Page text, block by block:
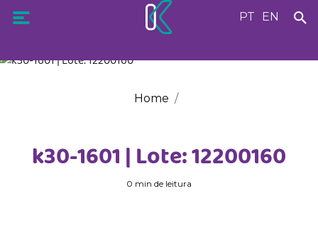
PT EN
Home
k30-1601 | Lote: 12200160
0 min de leitura